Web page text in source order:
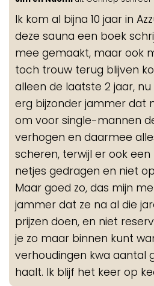
Ik kom al bijna 10 jaar in
deze sauna een boek
mee gemaakt, maar ook
toch trouw terug blijven
alleen de laatste 2 jaar,
erg bijzonder jammer dat
om voor single-mannen
verhogen en daarmee
scheren, terwijl er ook een
netjes gedragen en niet
Maar goed zo, das mijn
jammer dat ze na al die
prijzen doen, en niet
je zo maar binnen kunt
verhoudingen kwa aantal
haalt. Ik blijf het keer op